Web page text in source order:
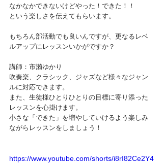
なかなかできないけどやった！できた！！
という楽しさを伝えてもらいます。
もちろん部活動でも良いんですが、更なるレベ
ルアップにレッスンいかがですか？
講師：市瀨ゆかり
吹奏楽、クラシック、ジャズなど様々なジャン
ルに対応できます。
また、生徒様ひとりひとりの目標に寄り添った
レッスンを心掛けます。
小さな「できた」を増やしていけるよう楽しみ
ながらレッスンをしましょう！
https://www.youtube.com/shorts/i8rI82Ce2Y4